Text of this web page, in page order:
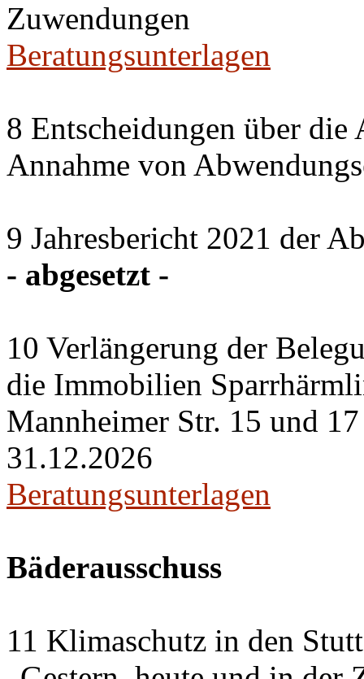
Zuwendungen
Beratungsunterlagen
8 Entscheidungen über
Annahme von
9 Jahresbericht 2021 der
- abgesetzt -
10 Verlängerung der
die Immobilien
Mannheimer Str. 15 und
31.12.2026
Beratungsunterlagen
Bäderausschuss
11 Klimaschutz in den